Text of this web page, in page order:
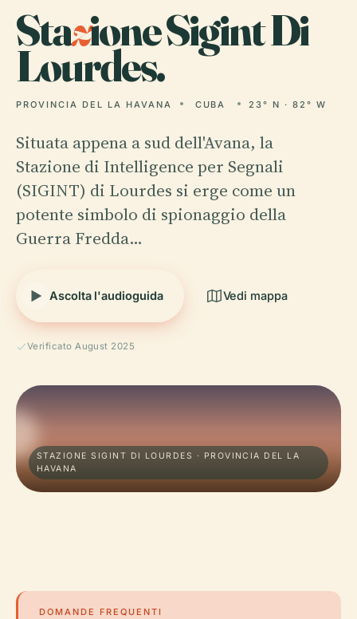
Stazione Sigint Di
Lourdes.
PROVINCIA DEL LA HAVANA CUBA 23° N · 82° W
Situata appena a sud dell'Avana, la
Stazione di Intelligence per Segnali
(SIGINT) di Lourdes si erge come un
potente simbolo di spionaggio della
Guerra Fredda…
Ascolta l'audioguida Vedi mappa
Verificato August 2025
STAZIONE SIGINT DI LOURDES · PROVINCIA DEL LA
HAVANA
DOMANDE FREQUENTI